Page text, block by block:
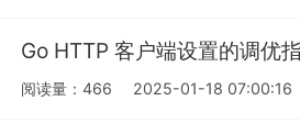
Go HTTP 客户端设置的调优
阅读量：466 2025-01-18 07:00:16